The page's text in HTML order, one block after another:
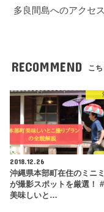
多良間島へのアク
RECOMMEND こ
2018.12.26
沖縄県本部町在住のミニ
が撮影スポットを厳選！ #
美味しいと…